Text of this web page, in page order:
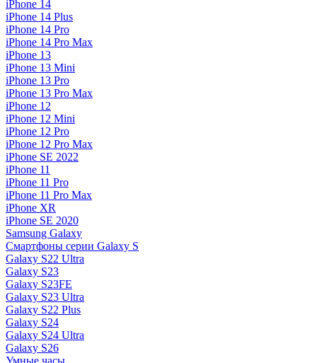
iPhone 14
iPhone 14 Plus
iPhone 14 Pro
iPhone 14 Pro Max
iPhone 13
iPhone 13 Mini
iPhone 13 Pro
iPhone 13 Pro Max
iPhone 12
iPhone 12 Mini
iPhone 12 Pro
iPhone 12 Pro Max
iPhone SE 2022
iPhone 11
iPhone 11 Pro
iPhone 11 Pro Max
iPhone XR
iPhone SE 2020
Samsung Galaxy
Смартфоны серии Galaxy S
Galaxy S22 Ultra
Galaxy S23
Galaxy S23FE
Galaxy S23 Ultra
Galaxy S22 Plus
Galaxy S24
Galaxy S24 Ultra
Galaxy S26
Умные часы